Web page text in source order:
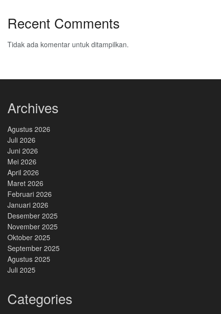
Recent Comments
Tidak ada komentar untuk ditampilkan.
Archives
Agustus 2026
Juli 2026
Juni 2026
Mei 2026
April 2026
Maret 2026
Februari 2026
Januari 2026
Desember 2025
November 2025
Oktober 2025
September 2025
Agustus 2025
Juli 2025
Categories